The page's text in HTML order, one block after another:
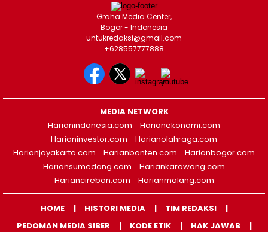
Graha Media Center,
Bogor - Indonesia
untukredaksi@gmail.com
+628557777888
MEDIA NETWORK
Harianindonesia.com
Harianekonomi.com
Harianinvestor.com
Harianolahraga.com
Harianjayakarta.com
Harianbanten.com
Harianbogor.com
Hariansumedang.com
Hariankarawang.com
Hariancirebon.com
Harianmalang.com
HOME HISTORI MEDIA
TIM REDAKSI
PEDOMAN MEDIA SIBER
KODE ETIK
HAK JAWAB